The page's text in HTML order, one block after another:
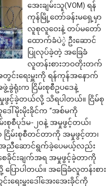
အေးချမ်းသူ(VOM) ရန်
ကုန်မြို့တော်ခန်းမရှေ့မှာ
လူစုလူဝေးနဲ့ တပ်မတော်
ထောက်ခံပဲွဲ ဦးဆောင်
ပြုလုပ်ခဲ့တဲ့ အခြေခံ
လူတန်းစားဘဝတိုးတက်
တွင်းရေးမှူးကို ရန်ကုန်အနောက်
ရုံးက ငြိမ်းစုစီဥပဒေနဲ့
မှုဖွင့်ခဲ့တယ်လို့ သိရပါတယ်။ ငြိမ်စု
ါ်မိုးမိုးခိုင်က “အစ်မကို
းစုစီပုဒ်မ-၂၀နဲ့ အမှုဖွင့်တယ်၊
မ်းစုစီတင်တာကို အမှုဖွင့်တာ၊
ညီဆောင်ရွက်ခဲ့ပေမယ့်လည်း
ခိုင်းချက်အရ အမှုဖွင့်ခဲ့တာကို
ြောပါတယ်။ အခြေခံလူတန်းစား
ရေးမှူးဒေါ်အေးအေးခိုင်ကို